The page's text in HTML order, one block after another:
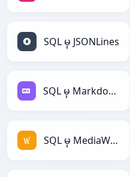
SQL မှ JSONLines
SQL မှ Markdown
SQL မှ MediaWiki